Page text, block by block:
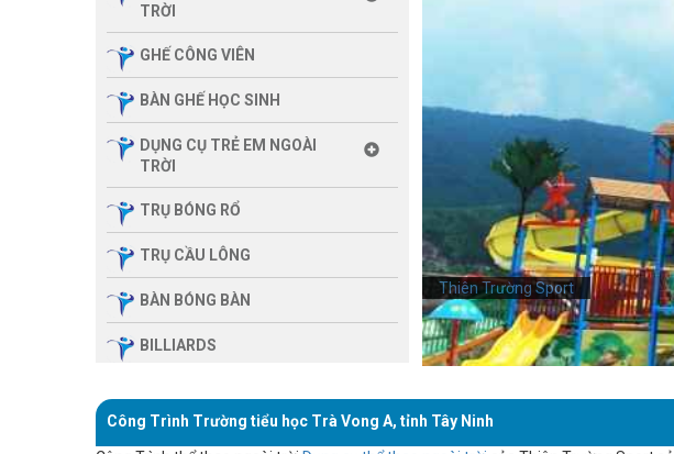
TRỜI
GHẾ CÔNG VIÊN
BÀN GHẾ HỌC SINH
DỤNG CỤ TRẺ EM NGOÀI
TRỜI
TRỤ BÓNG RỔ
TRỤ CẦU LÔNG
BÀN BÓNG BÀN
BILLIARDS
ĐÌNH
Thiên Trường Sport
Công Trình Trường tiểu học Trà Vong A, tỉnh Tây Ninh